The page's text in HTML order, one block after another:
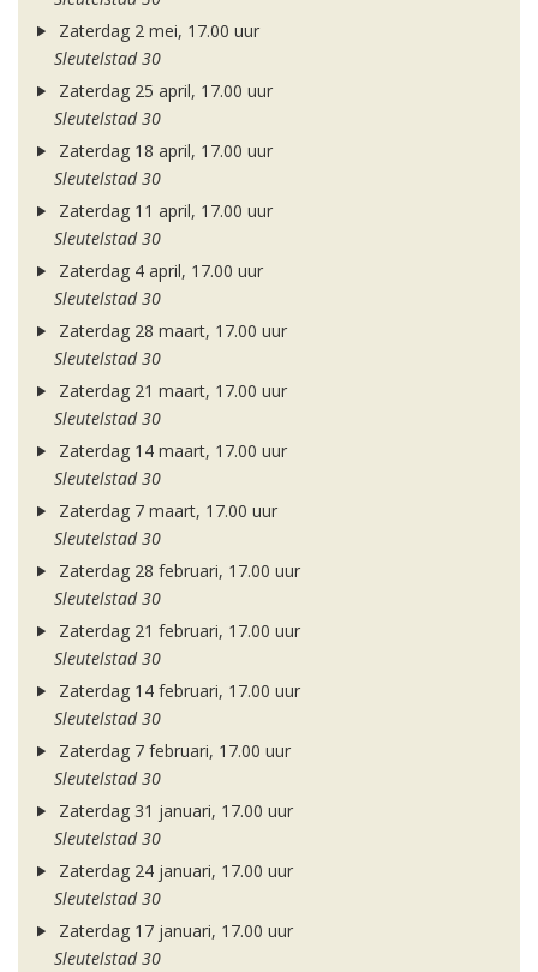
Zaterdag 2 mei, 17.00 uur
Sleutelstad 30
Zaterdag 25 april, 17.00 uur
Sleutelstad 30
Zaterdag 18 april, 17.00 uur
Sleutelstad 30
Zaterdag 11 april, 17.00 uur
Sleutelstad 30
Zaterdag 4 april, 17.00 uur
Sleutelstad 30
Zaterdag 28 maart, 17.00 uur
Sleutelstad 30
Zaterdag 21 maart, 17.00 uur
Sleutelstad 30
Zaterdag 14 maart, 17.00 uur
Sleutelstad 30
Zaterdag 7 maart, 17.00 uur
Sleutelstad 30
Zaterdag 28 februari, 17.00 uur
Sleutelstad 30
Zaterdag 21 februari, 17.00 uur
Sleutelstad 30
Zaterdag 14 februari, 17.00 uur
Sleutelstad 30
Zaterdag 7 februari, 17.00 uur
Sleutelstad 30
Zaterdag 31 januari, 17.00 uur
Sleutelstad 30
Zaterdag 24 januari, 17.00 uur
Sleutelstad 30
Zaterdag 17 januari, 17.00 uur
Sleutelstad 30